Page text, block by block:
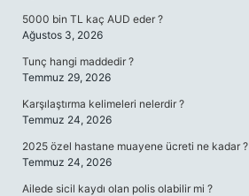
5000 bin TL kaç AUD eder ?
Ağustos 3, 2026
Tunç hangi maddedir ?
Temmuz 29, 2026
Karşılaştırma kelimeleri nelerdir ?
Temmuz 24, 2026
2025 özel hastane muayene ücreti ne kadar ?
Temmuz 24, 2026
Ailede sicil kaydı olan polis olabilir mi ?